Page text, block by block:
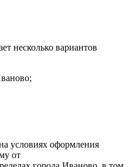
несколько вариантов
условиях оформления
от